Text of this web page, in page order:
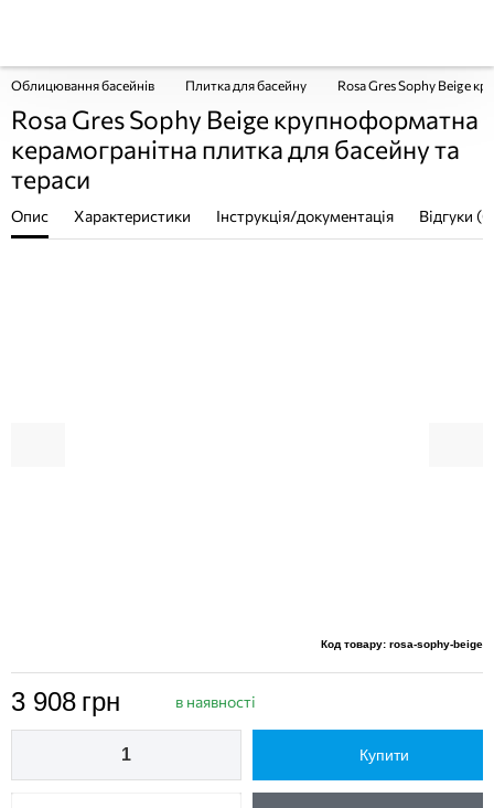
Облицювання басейнів Плитка для басейну Rosa Gres Sophy Beige
Rosa Gres Sophy Beige крупноформатна
керамогранітна плитка для басейну та
тераси
Опис Характеристики Інструкція/документація Відгуки
Код товару: rosa-sophy-beige
3 908 грн в наявності
Купити